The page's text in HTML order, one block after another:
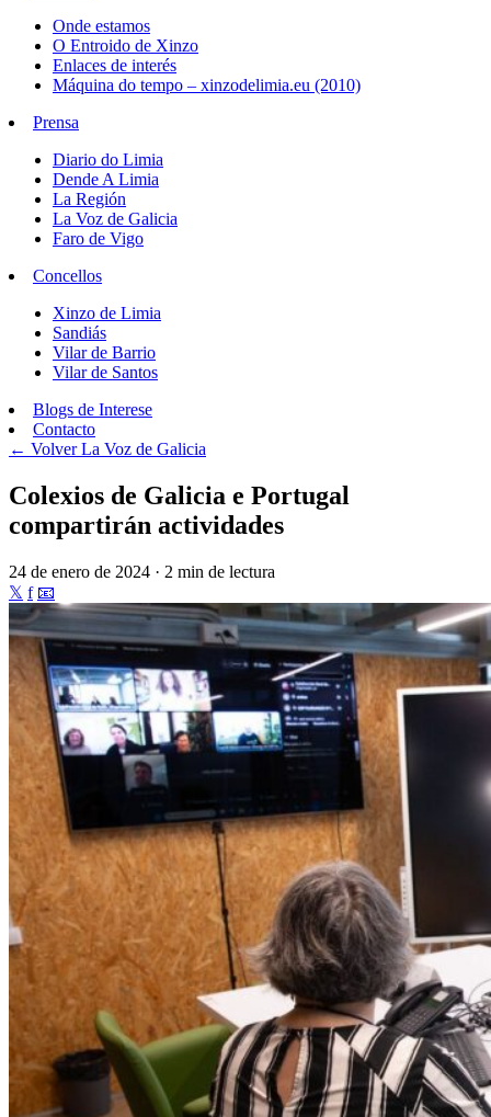
Onde estamos
O Entroido de Xinzo
Enlaces de interés
Máquina do tempo – xinzodelimia.eu (2010)
Prensa
Diario do Limia
Dende A Limia
La Región
La Voz de Galicia
Faro de Vigo
Concellos
Xinzo de Limia
Sandiás
Vilar de Barrio
Vilar de Santos
Blogs de Interese
Contacto
← VolverLa Voz de Galicia
Colexios de Galicia e Portugal
compartirán actividades
24 de enero de 2024 · 2 min de lectura
𝕏 f 📧